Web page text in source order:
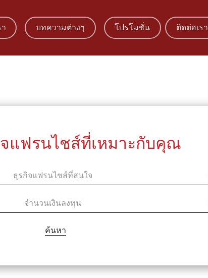
า บทความต่างๆ โปรโมชั่น ติดต่อเรา
แฟรนไชส์ที่เหมาะกับคุณ
ค้นหา